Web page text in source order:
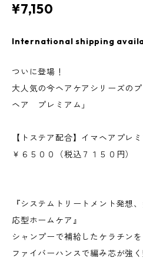
¥7,150
International shipping
ついに登場！
大人気の今ヘアケアシリーズの
ヘア プレミアム」
【トステア配合】イマヘアプ
￥６５００（税込７１５０円）
『システムトリートメント発想
応型ホームケア』
シャンプーで補給したケラチン
ファイバーハンスで編み芯が強